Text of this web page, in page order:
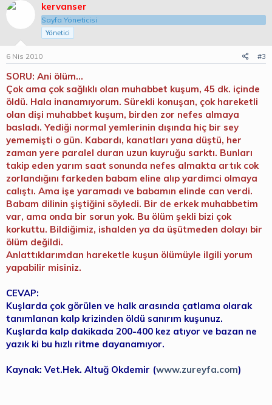
kervanser
Sayfa Yöneticisi
Yönetici
6 Nis 2010 #3
SORU: Ani ölüm...
Çok ama çok sağlıklı olan muhabbet kuşum, 45 dk. içinde
öldü. Hala inanamıyorum. Sürekli konuşan, çok hareketli
olan dişi muhabbet kuşum, birden zor nefes almaya
basladı. Yediği normal yemlerinin dışında hiç bir sey
yememişti o gün. Kabardı, kanatları yana düştü, her
zaman yere paralel duran uzun kuyruğu sarktı. Bunları
takip eden yarım saat sonunda nefes almakta artık cok
zorlandığını farkeden babam eline alıp yardimci olmaya
calıştı. Ama işe yaramadı ve babamın elinde can verdi.
Babam dilinin şiştiğini söyledi. Bir de erkek muhabbetim
var, ama onda bir sorun yok. Bu ölüm şekli bizi çok
korkuttu. Bildiğimiz, ishalden ya da üşütmeden dolayı bir
ölüm değildi.
Anlattıklarımdan hareketle kuşun ölümüyle ilgili yorum
yapabilir misiniz.
CEVAP:
Kuşlarda çok görülen ve halk arasında çatlama olarak
tanımlanan kalp krizinden öldü sanırım kuşunuz.
Kuşlarda kalp dakikada 200-400 kez atıyor ve bazan ne
yazık ki bu hızlı ritme dayanamıyor.
Kaynak: Vet.Hek. Altuğ Okdemir (www.zureyfa.com)